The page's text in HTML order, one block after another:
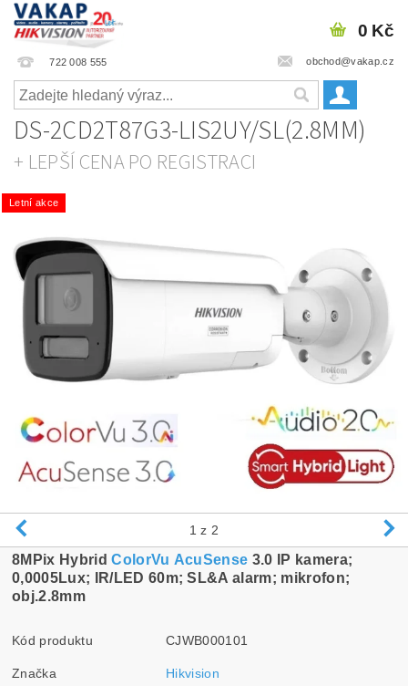
722 008 555 obchod@vakap.cz
0 Kč
DS-2CD2T87G3-LIS2UY/SL(2.8MM)
+ LEPŠÍ CENA PO REGISTRACI
Letní akce
1 z 2
8MPix HybridColorVu AcuSense 3.0 IP kamera;
0,0005Lux; IR/LED 60m; SL&A alarm; mikrofon;
obj.2.8mm
Kód produktu CJWB000101
Značka Hikvision